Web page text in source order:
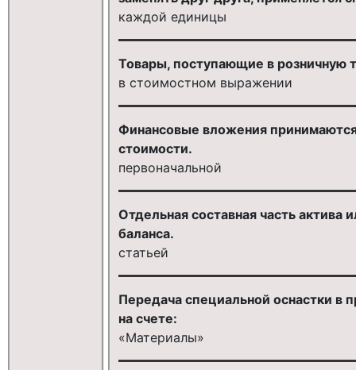
каждой единицы
Товары, поступающие в розничную
в стоимостном выражении
Финансовые вложения принимаются
стоимости.
первоначальной
Отдельная составная часть актива
баланса.
статьей
Передача специальной оснастки в
на счете:
«Материалы»